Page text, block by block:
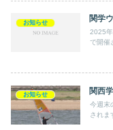
お知らせ 関学
2025
で開
お知らせ 関西
今週末
されま